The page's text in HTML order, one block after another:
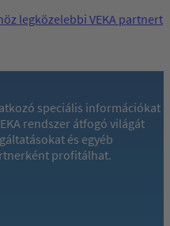
legközelebbi VEKA partnert
speciális információkat
rendszer átfogó világát
és egyéb
profitálhat.